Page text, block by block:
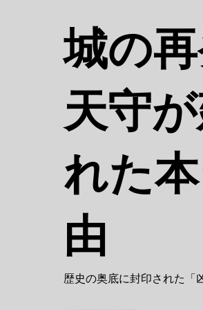
城の
天守
れた
由
歴史の奥底に封印された「